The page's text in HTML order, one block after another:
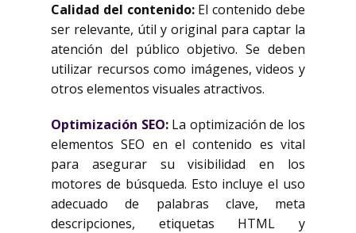
Calidad del contenido:El contenido debe
ser relevante, útil y original para captar la
atención del público objetivo. Se deben
utilizar recursos como imágenes, videos y
otros elementos visuales atractivos.
Optimización SEO:La optimización de los
elementos SEO en el contenido es vital
para asegurar su visibilidad en los
motores de búsqueda. Esto incluye el uso
adecuado de palabras clave, meta
descripciones, etiquetas HTML y